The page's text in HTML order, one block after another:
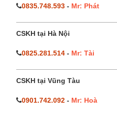
0835.748.593- Mr: Phát
CSKH tại Hà Nội
0825.281.514- Mr: Tài
CSKH tại Vũng Tàu
0901.742.092- Mr: Hoà